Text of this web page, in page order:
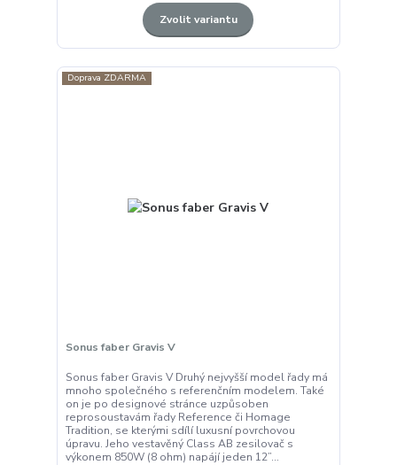
Zvolit variantu
Doprava ZDARMA
Sonus faber Gravis V
Sonus faber Gravis V Druhý nejvyšší model řady má
mnoho společného s referenčním modelem. Také
on je po designové stránce uzpůsoben
reprosoustavám řady Reference či Homage
Tradition, se kterými sdílí luxusní povrchovou
úpravu. Jeho vestavěný Class AB zesilovač s
výkonem 850W (8 ohm) napájí jeden 12”...